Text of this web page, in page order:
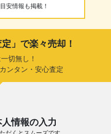
安情報も掲載！
」で楽々売却！
切無し！
ンタン・安心査定
情報の入力
だくとスムーズです